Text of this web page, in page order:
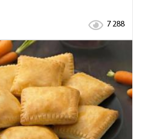
7 288